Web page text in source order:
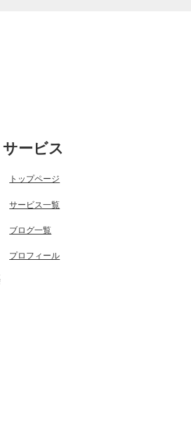
サービス
トップページ
サービス一覧
ブログ一覧
プロフィール